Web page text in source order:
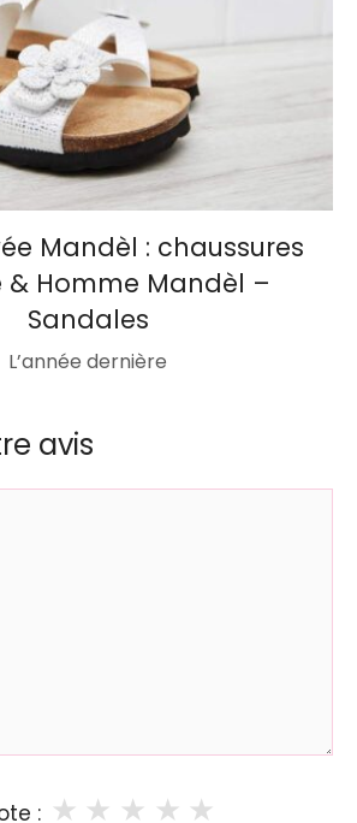
Mandèl : chaussures
& Homme Mandèl –
Sandales
L’année dernière
avis
: ★
★
★
★
★